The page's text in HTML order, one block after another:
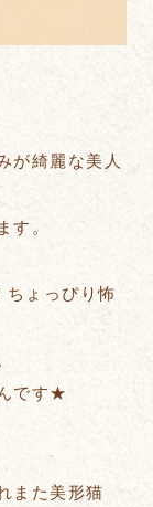
が綺麗な美人
す。
ちょっぴり怖
です★
また美形猫